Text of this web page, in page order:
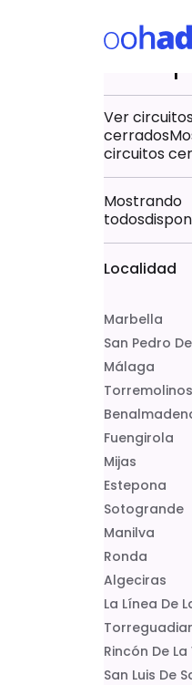
Filtrar
Ver
cerrados
circuitos
Mostrando
todos
Localidad
Marbella
San Pedro
Málaga
Torremolinos
Fuengirola
Mijas
Estepona
Sotogrande
Manilva
Ronda
Algeciras
La Línea De
Rincón De
San Luis De